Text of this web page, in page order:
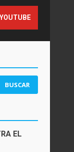
YOUTUBE
EL